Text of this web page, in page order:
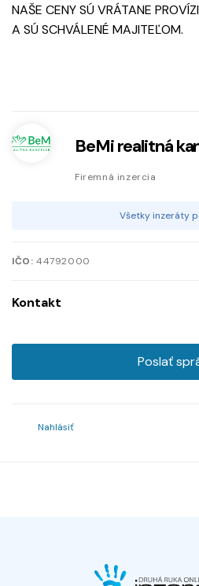
NAŠE CENY SÚ VRÁTANE
A SÚ SCHVÁLENÉ MAJITEĽOM.
BeMi realitná
Firemná inzercia
Všetky inzeráty
IČO: 44792000
Kontakt
Poslať
Nahlásiť